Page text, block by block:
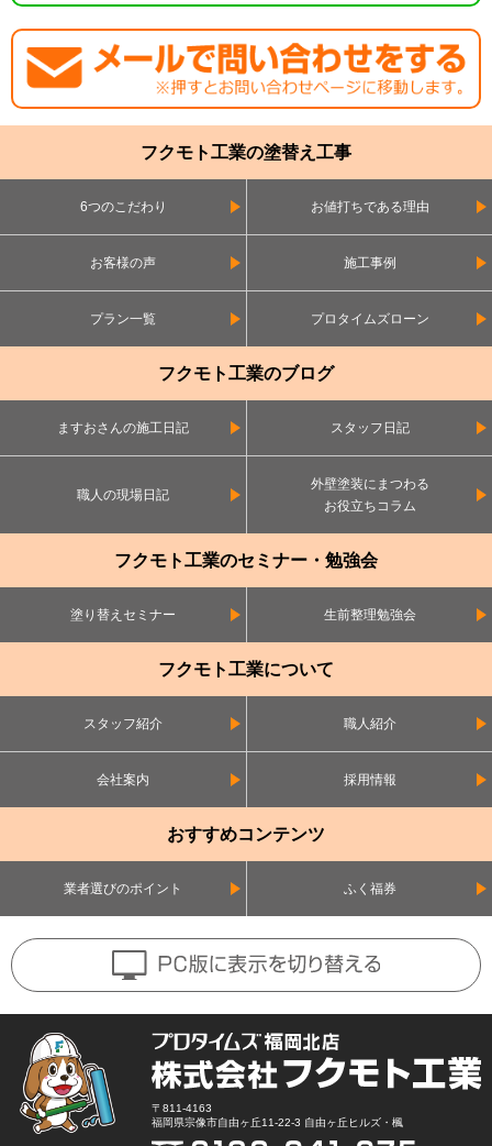
フクモト工業の塗替え工事
6つのこだわり お値打ちである理由
お客様の声 施工事例
プラン一覧 プロタイムズローン
フクモト工業のブログ
ますおさんの施工日記 スタッフ日記
職人の現場日記
外壁塗装にまつわる
お役立ちコラム
フクモト工業のセミナー・勉強会
塗り替えセミナー 生前整理勉強会
フクモト工業について
スタッフ紹介 職人紹介
会社案内 採用情報
おすすめコンテンツ
業者選びのポイント ふく福券
〒811-4163
福岡県宗像市自由ヶ丘11-22-3 自由ヶ丘ヒルズ・楓